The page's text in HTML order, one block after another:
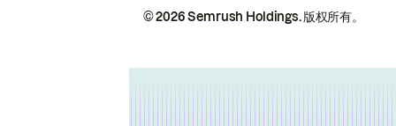
© 2026 Semrush Holdings.版权所有。